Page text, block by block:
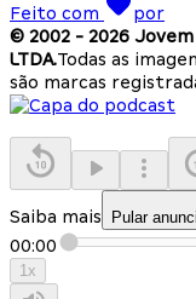
Feito com
por
© 2002 - 2026
LTDA.Todas as
são marcas
Saiba mais Pular
00:00
1x